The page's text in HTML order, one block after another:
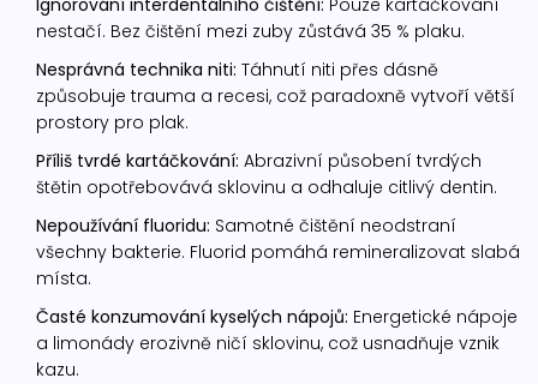
Ignorování interdentálního čištění: Pouze kartáčkování
nestačí. Bez čištění mezi zuby zůstává 35 % plaku.
Nesprávná technika niti: Táhnutí niti přes dásně
způsobuje trauma a recesi, což paradoxně vytvoří větší
prostory pro plak.
Příliš tvrdé kartáčkování: Abrazivní působení tvrdých
štětin opotřebovává sklovinu a odhaluje citlivý dentin.
Nepoužívání fluoridu: Samotné čištění neodstraní
všechny bakterie. Fluorid pomáhá remineralizovat slabá
místa.
Časté konzumování kyselých nápojů: Energetické nápoje
a limonády erozivně ničí sklovinu, což usnadňuje vznik
kazu.